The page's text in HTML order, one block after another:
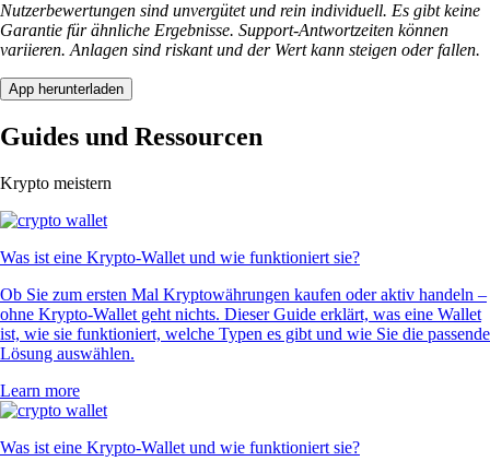
Nutzerbewertungen sind unvergütet und rein individuell. Es gibt keine
Garantie für ähnliche Ergebnisse. Support-Antwortzeiten können
variieren. Anlagen sind riskant und der Wert kann steigen oder fallen.
App herunterladen
Guides und Ressourcen
Krypto meistern
Was ist eine Krypto-Wallet und wie funktioniert sie?
Ob Sie zum ersten Mal Kryptowährungen kaufen oder aktiv handeln –
ohne Krypto-Wallet geht nichts. Dieser Guide erklärt, was eine Wallet
ist, wie sie funktioniert, welche Typen es gibt und wie Sie die passende
Lösung auswählen.
Learn more
Was ist eine Krypto-Wallet und wie funktioniert sie?